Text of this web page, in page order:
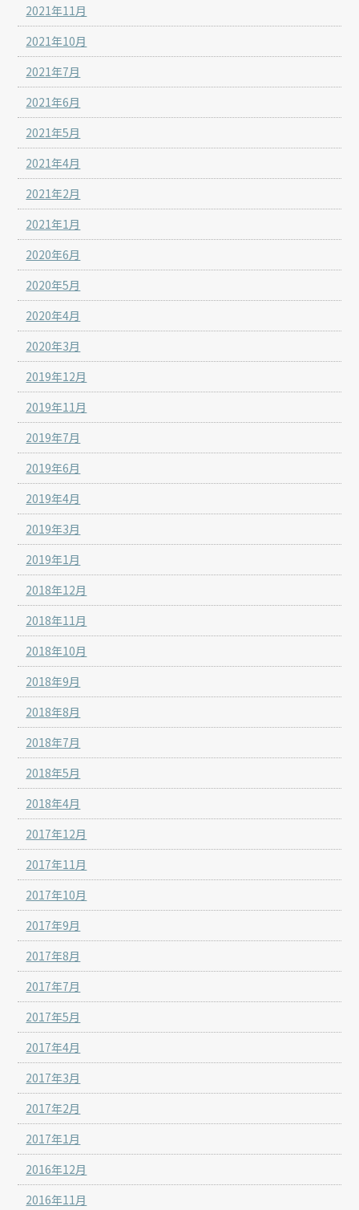
2021年11月
2021年10月
2021年7月
2021年6月
2021年5月
2021年4月
2021年2月
2021年1月
2020年6月
2020年5月
2020年4月
2020年3月
2019年12月
2019年11月
2019年7月
2019年6月
2019年4月
2019年3月
2019年1月
2018年12月
2018年11月
2018年10月
2018年9月
2018年8月
2018年7月
2018年5月
2018年4月
2017年12月
2017年11月
2017年10月
2017年9月
2017年8月
2017年7月
2017年5月
2017年4月
2017年3月
2017年2月
2017年1月
2016年12月
2016年11月